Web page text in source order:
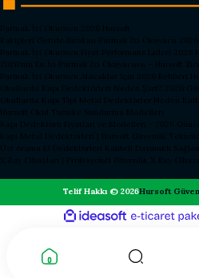
Parmak İzi Okuyucu 2026 Hursoft
Rakipleri Geride Bırakan Parmak İzi Okuyucu
Parmak İzi Okuyucu Fiyat Performans Lideri 2026
2026’nın En İyi Parmak İzi Okuyucusu – Hursoft
Parmak İzi Okuyucu Alacaklar İçin 2026 Rehberi
Okullarda Kapı Dedektörleri Neden Şart? 2026
Okullarda Kapı Tipi Metal Dedektörler Neden
Hursoft Okul Turnike Sundurma Modelleri
Kapı Dedektörü Fiyatları ve Modelleri - 2026
Kapı Metal Dedektörleri | Hursoft Güvenlik
Üst Arama El Dedektörleri Kaliteli Dayanıklı
X Ray Cihazları | Profesyonel Güvenlik X Ray
Telif Hakkı © 2026Hursoft
ideasoft